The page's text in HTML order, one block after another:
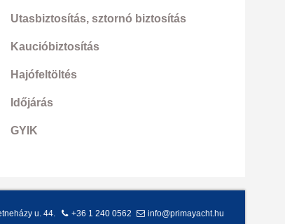
Utasbiztosítás, sztornó biztosítás
Kaucióbiztosítás
Hajófeltöltés
Időjárás
GYIK
u. 44. +36 1 240 0562 info@primayacht.hu